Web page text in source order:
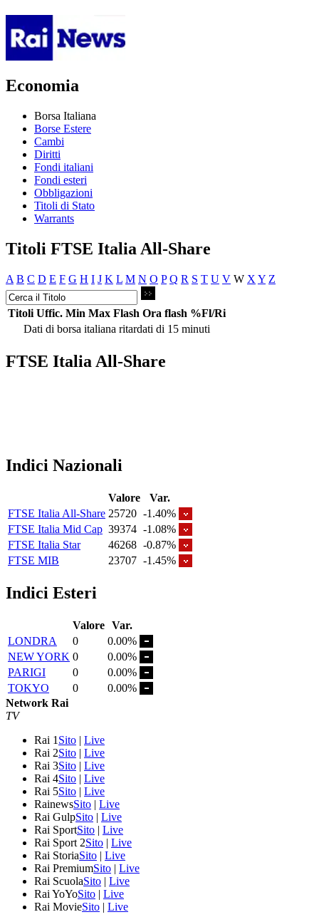
Economia
Borsa Italiana
Borse Estere
Cambi
Diritti
Fondi italiani
Fondi esteri
Obbligazioni
Titoli di Stato
Warrants
Titoli FTSE Italia All-Share
A B C D E F G H I J K L M N O P Q R S T U V W X Y Z
Titoli Uffic. Min Max Flash Ora flash %Fl/Ri
Dati di borsa italiana ritardati di 15 minuti
FTSE Italia All-Share
Indici Nazionali
Valore
Var.
FTSE Italia All-Share 25720 -1.40%
FTSE Italia Mid Cap 39374 -1.08%
FTSE Italia Star
46268 -0.87%
FTSE MIB
23707 -1.45%
Indici Esteri
Valore Var.
LONDRA
0
0.00%
NEW YORK 0
0.00%
PARIGI
0
0.00%
TOKYO
0
0.00%
Network Rai
TV
Rai 1 Sito | Live
Rai 2Sito | Live
Rai 3Sito | Live
Rai 4Sito | Live
Rai 5Sito | Live
RainewsSito | Live
Rai GulpSito | Live
Rai SportSito | Live
Rai Sport 2Sito | Live
Rai StoriaSito | Live
Rai PremiumSito | Live
Rai ScuolaSito | Live
Rai YoYoSito | Live
Rai MovieSito | Live